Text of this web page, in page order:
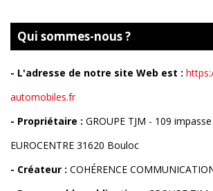
Qui sommes-nous ?
- L'adresse de notre site Web est :
automobiles.fr
- Propriétaire : GROUPE TJM - 109
EUROCENTRE 31620 Bouloc
- Créateur : COHÉRENCE